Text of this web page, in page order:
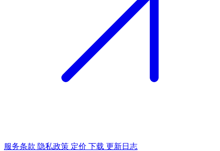
服务条款 隐私政策 定价 下载 更新日志